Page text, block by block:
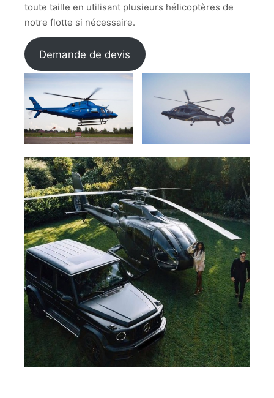
toute taille en utilisant plusieurs hélicoptères de
notre flotte si nécessaire.
Demande de devis